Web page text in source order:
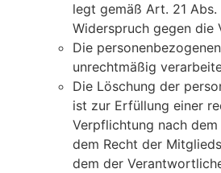
legt gemäß Art. 21 Abs.
Widerspruch gegen die
Die
unrechtmäßig
Die Löschung der
ist zur Erfüllung einer
Verpflichtung nach
dem Recht der
dem der